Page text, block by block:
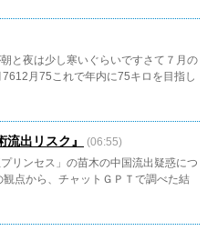
と夜は少し寒いぐらいですさて７月の
月75これで年内に75キロを目指し
出リスク』
(06:55)
リンセス」の苗木の中国流出疑惑につ
点から、チャットＧＰＴで調べた結